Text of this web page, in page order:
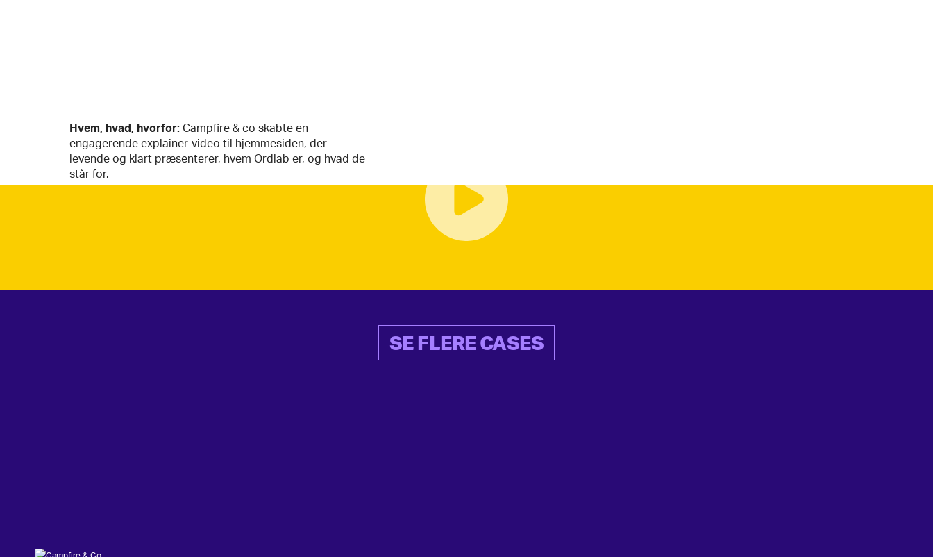
Hvem, hvad, hvorfor: Campfire & co skabte en
engagerende explainer-video til hjemmesiden, der
levende og klart præsenterer, hvem Ordlab er, og hvad de
står for.
SE FLERE CASES